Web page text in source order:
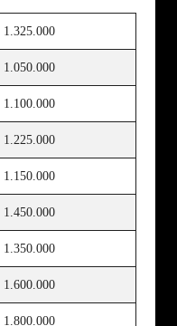
1.325.000
1.050.000
1.100.000
1.225.000
1.150.000
1.450.000
1.350.000
1.600.000
1.800.000